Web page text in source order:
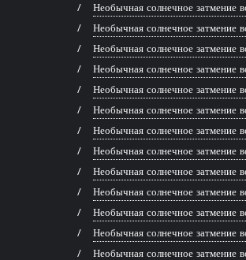
Необычная солнечное затмение
Необычная солнечное затмение
Необычная солнечное затмение
Необычная солнечное затмение
Необычная солнечное затмение
Необычная солнечное затмение
Необычная солнечное затмение
Необычная солнечное затмение
Необычная солнечное затмение
Необычная солнечное затмение
Необычная солнечное затмение
Необычная солнечное затмение
Необычная солнечное затмение